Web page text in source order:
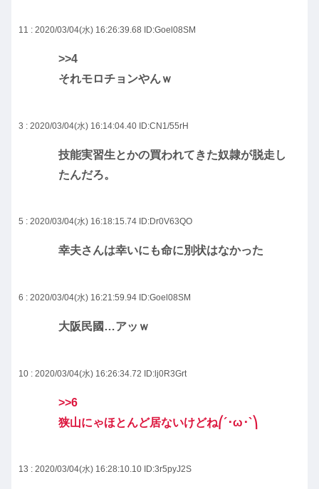
11 : 2020/03/04(水) 16:26:39.68 ID:Goel08SM
>>4
それモロチョンやんｗ
3 : 2020/03/04(水) 16:14:04.40 ID:CN1/55rH
技能実習生とかの買われてきた奴隷が脱走し
たんだろ。
5 : 2020/03/04(水) 16:18:15.74 ID:Dr0V63QO
幸夫さんは幸いにも命に別状はなかった
6 : 2020/03/04(水) 16:21:59.94 ID:Goel08SM
大阪民國…アッｗ
10 : 2020/03/04(水) 16:26:34.72 ID:lj0R3Grt
>>6
狭山にゃほとんど居ないけどね⎛´･ω･`⎞
13 : 2020/03/04(水) 16:28:10.10 ID:3r5pyJ2S